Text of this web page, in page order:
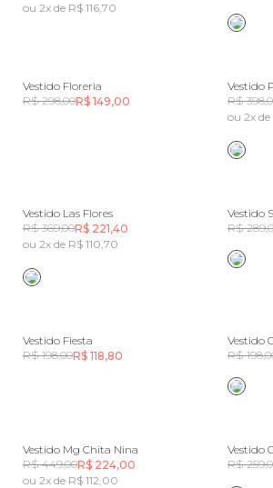
ou 2x de R$ 116,70
Vestido Floreria
R$ 298,00R$ 149,00
Vestido
R$
ou 2x
Vestido Las Flores
R$ 369,00R$ 221,40
ou 2x de R$ 110,70
Vestido
R$
Vestido Fiesta
R$ 198,00R$ 118,80
Vestido
R$
Vestido Mg Chita Nina
R$ 449,00R$ 224,00
ou 2x de R$ 112,00
Vestido
R$